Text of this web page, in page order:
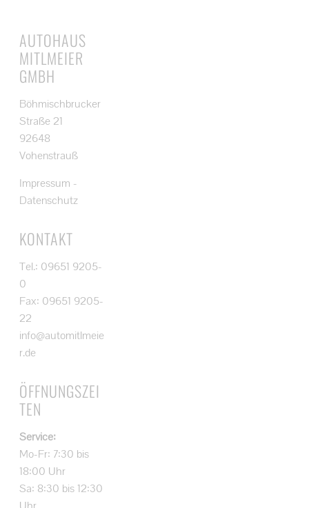
AUTOHAUS
MITLMEIER
GMBH
Böhmischbrucker
Straße 21
92648
Vohenstrauß
Impressum -
Datenschutz
KONTAKT
Tel.: 09651 9205-
0
Fax: 09651 9205-
22
info@automitlmeie
r.de
ÖFFNUNGSZEI
TEN
Service:
Mo-Fr: 7:30 bis
18:00 Uhr
Sa: 8:30 bis 12:30